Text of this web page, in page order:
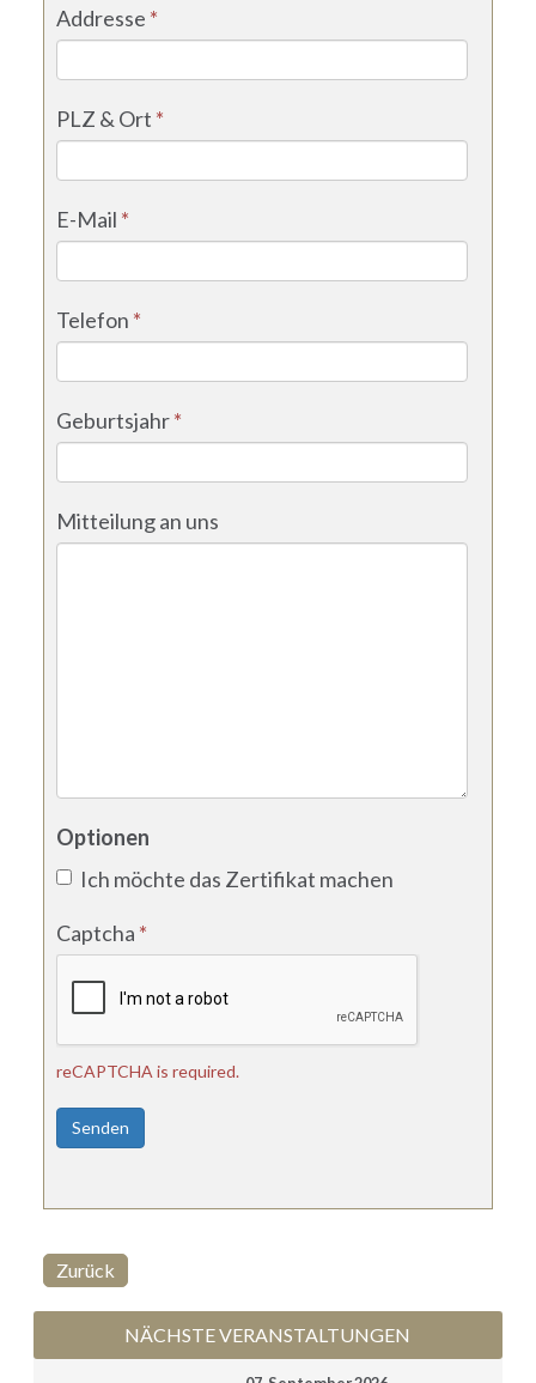
Addresse *
PLZ & Ort *
E-Mail *
Telefon *
Geburtsjahr*
Mitteilung an uns
Optionen
Ich möchte das Zertifikat machen
Captcha *
reCAPTCHA is required.
Senden
Zurück
NÄCHSTE VERANSTALTUNGEN